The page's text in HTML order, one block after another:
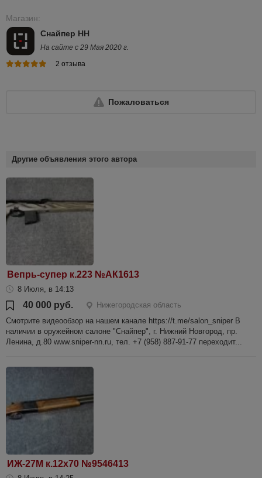
Магазин:
Снайпер НН
На сайте с 29 Мая 2020 г.
2 отзыва
Пожаловаться
Другие объявления этого автора
Вепрь-супер к.223 №АК1613
8 Июля, в 14:13
40 000 руб.
Нижегородская область
Смотрите видеообзор на нашем канале https://t.me/salon_sniper В
наличии в оружейном салоне "Снайпер", г. Нижний Новгород, пр.
Ленина, д.80 www.sniper-nn.ru, тел. +7 (958) 887-91-77 переходит...
ИЖ-27М к.12х70 №9546413